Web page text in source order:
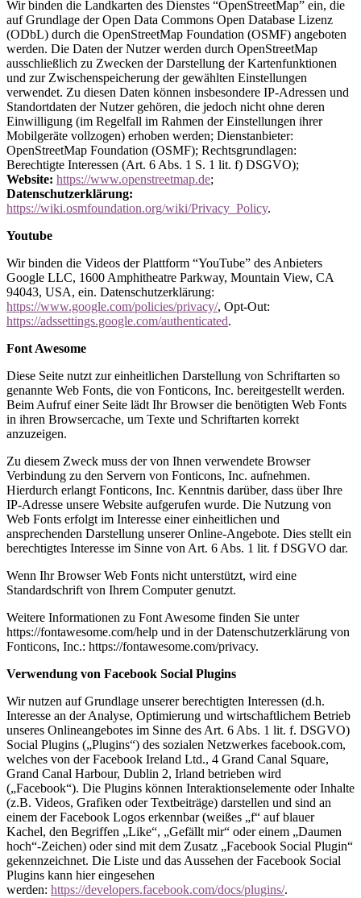
Wir binden die Landkarten des Dienstes “OpenStreetMap” ein, die
auf Grundlage der Open Data Commons Open Database Lizenz
(ODbL) durch die OpenStreetMap Foundation (OSMF) angeboten
werden. Die Daten der Nutzer werden durch OpenStreetMap
ausschließlich zu Zwecken der Darstellung der Kartenfunktionen
und zur Zwischenspeicherung der gewählten Einstellungen
verwendet. Zu diesen Daten können insbesondere IP-Adressen und
Standortdaten der Nutzer gehören, die jedoch nicht ohne deren
Einwilligung (im Regelfall im Rahmen der Einstellungen ihrer
Mobilgeräte vollzogen) erhoben werden; Dienstanbieter:
OpenStreetMap Foundation (OSMF); Rechtsgrundlagen:
Berechtigte Interessen (Art. 6 Abs. 1 S. 1 lit. f) DSGVO);
Website: https://www.openstreetmap.de;
Datenschutzerklärung:
https://wiki.osmfoundation.org/wiki/Privacy_Policy.
Youtube
Wir binden die Videos der Plattform “YouTube” des Anbieters
Google LLC, 1600 Amphitheatre Parkway, Mountain View, CA
94043, USA, ein. Datenschutzerklärung:
https://www.google.com/policies/privacy/, Opt-Out:
https://adssettings.google.com/authenticated.
Font Awesome
Diese Seite nutzt zur einheitlichen Darstellung von Schriftarten so
genannte Web Fonts, die von Fonticons, Inc. bereitgestellt werden.
Beim Aufruf einer Seite lädt Ihr Browser die benötigten Web Fonts
in ihren Browsercache, um Texte und Schriftarten korrekt
anzuzeigen.
Zu diesem Zweck muss der von Ihnen verwendete Browser
Verbindung zu den Servern von Fonticons, Inc. aufnehmen.
Hierdurch erlangt Fonticons, Inc. Kenntnis darüber, dass über Ihre
IP-Adresse unsere Website aufgerufen wurde. Die Nutzung von
Web Fonts erfolgt im Interesse einer einheitlichen und
ansprechenden Darstellung unserer Online-Angebote. Dies stellt ein
berechtigtes Interesse im Sinne von Art. 6 Abs. 1 lit. f DSGVO dar.
Wenn Ihr Browser Web Fonts nicht unterstützt, wird eine
Standardschrift von Ihrem Computer genutzt.
Weitere Informationen zu Font Awesome finden Sie unter
https://fontawesome.com/help und in der Datenschutzerklärung von
Fonticons, Inc.: https://fontawesome.com/privacy.
Verwendung von Facebook Social Plugins
Wir nutzen auf Grundlage unserer berechtigten Interessen (d.h.
Interesse an der Analyse, Optimierung und wirtschaftlichem Betrieb
unseres Onlineangebotes im Sinne des Art. 6 Abs. 1 lit. f. DSGVO)
Social Plugins („Plugins“) des sozialen Netzwerkes facebook.com,
welches von der Facebook Ireland Ltd., 4 Grand Canal Square,
Grand Canal Harbour, Dublin 2, Irland betrieben wird
(„Facebook“). Die Plugins können Interaktionselemente oder Inhalte
(z.B. Videos, Grafiken oder Textbeiträge) darstellen und sind an
einem der Facebook Logos erkennbar (weißes „f“ auf blauer
Kachel, den Begriffen „Like“, „Gefällt mir“ oder einem „Daumen
hoch“-Zeichen) oder sind mit dem Zusatz „Facebook Social Plugin“
gekennzeichnet. Die Liste und das Aussehen der Facebook Social
Plugins kann hier eingesehen
werden: https://developers.facebook.com/docs/plugins/.